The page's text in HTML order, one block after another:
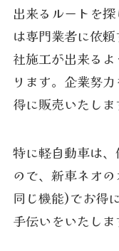
出来るルートを
は専門業者に依
社施工が出来る
ります。企業努
得に販売いたしま
特に軽自動車は
ので、新車ネオ
同じ機能)でお得
手伝いをいたしま